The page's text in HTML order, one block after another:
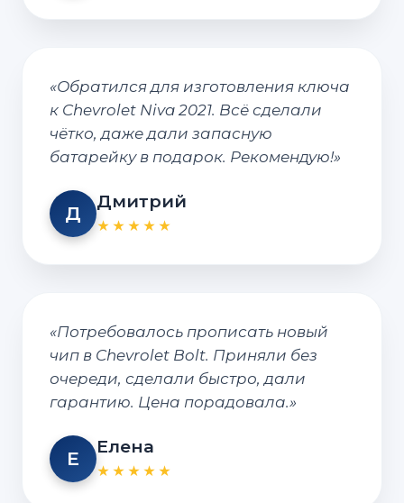
«Обратился для изготовления ключа
к Chevrolet Niva 2021. Всё сделали
чётко, даже дали запасную
батарейку в подарок. Рекомендую!»
Д
Дмитрий
★★★★★
«Потребовалось прописать новый
чип в Chevrolet Bolt. Приняли без
очереди, сделали быстро, дали
гарантию. Цена порадовала.»
Е
Елена
★★★★★